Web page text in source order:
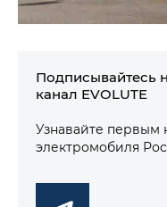
Подписывайтесь
канал EVOLUTE
Узнавайте первым
электромобиля